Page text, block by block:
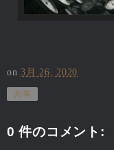
on3月 26, 2020
共有
0 件のコメント: